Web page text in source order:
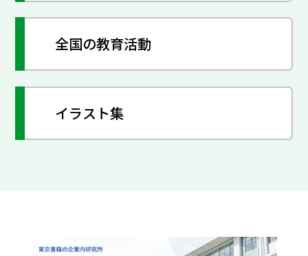
全国の教育活動
イラスト集